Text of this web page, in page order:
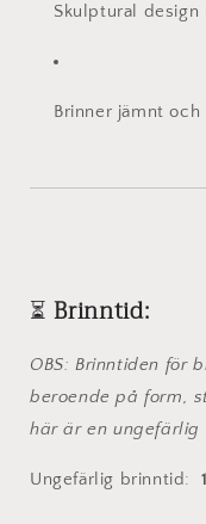
Skulptural
Brinner jämnt och
⏳Brinntid:
OBS: Brinntiden för
beroende på form,
här är en ungefärlig
Ungefärlig brinntid: